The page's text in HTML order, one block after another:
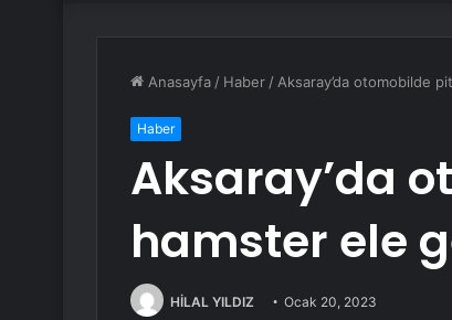
Anasayfa / Haber / Aksaray’da otomobilde
Haber
Aksaray’da
hamster ele
HİLAL YILDIZ Ocak 20, 2023